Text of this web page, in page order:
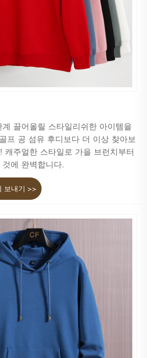
끌어올릴 스타일리쉬한 아이템을
프 공 섬유 후디보다 더 이상 찾아보
캐주얼한 스타일로 가을 브런치부터
에 완벽합니다.
보내기 >>